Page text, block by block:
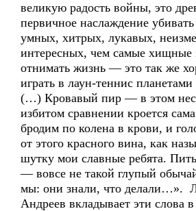
великую радость войны, это
первичное наслаждение
умных, хитрых, лукавых,
интересных, чем самые хищные
отнимать жизнь — это так же
играть в лаун-теннис планетами
(…) Кровавый пир — в этом
избитом сравнении кроется
бродим по колена в крови, и
от этого красного вина, как
шутку мои славные ребята.
— вовсе не такой глупый
мы: они знали, что делали…».
Андреев вкладывает эти слова в